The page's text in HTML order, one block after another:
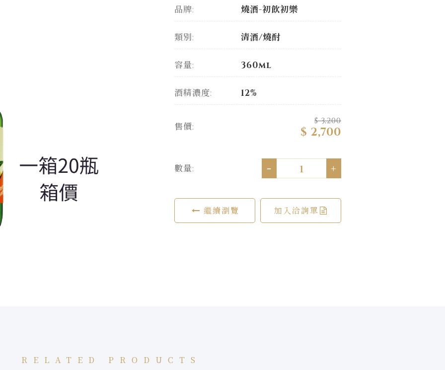
品牌: 燒酒-初飲初樂
類別: 清酒/燒酎
容量: 360ml
酒精濃度: 12%
售價:
$ 3,200
$ 2,700
數量: - +
繼續瀏覽 加入洽詢單
RELATED PRODUCTS